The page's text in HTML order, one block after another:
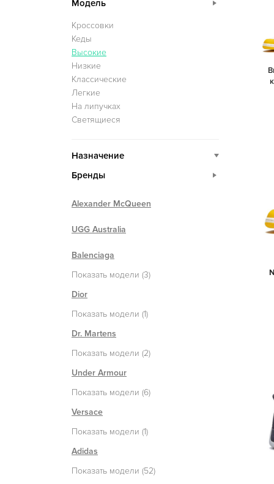
Модель
Кроссовки
Кеды
Высокие
Низкие
Классические
Легкие
На липучках
Светящиеся
Назначение
Бренды
Alexander McQueen
UGG Australia
Balenciaga
Показать модели (3)
Dior
Показать модели (1)
Dr. Martens
Показать модели (2)
Under Armour
Показать модели (6)
Versace
Показать модели (1)
Adidas
Показать модели (52)